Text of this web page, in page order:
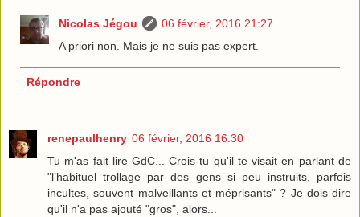
Nicolas Jégou
06 février, 2016 21:27
A priori non. Mais je ne suis pas expert.
Répondre
renepaulhenry 06 février, 2016 16:30
Tu m'as fait lire GdC... Crois-tu qu'il te visait en parlant de
"l’habituel trollage par des gens si peu instruits, parfois
incultes, souvent malveillants et méprisants" ? Je dois dire
qu'il n'a pas ajouté "gros", alors...